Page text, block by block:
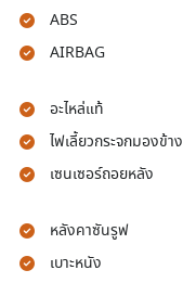
ABS
AIRBAG
อะไหล่แท้
ไฟเลี้ยวกระจกมองข้าง
เซนเซอร์ถอยหลัง
หลังคาซันรูฟ
เบาะหนัง